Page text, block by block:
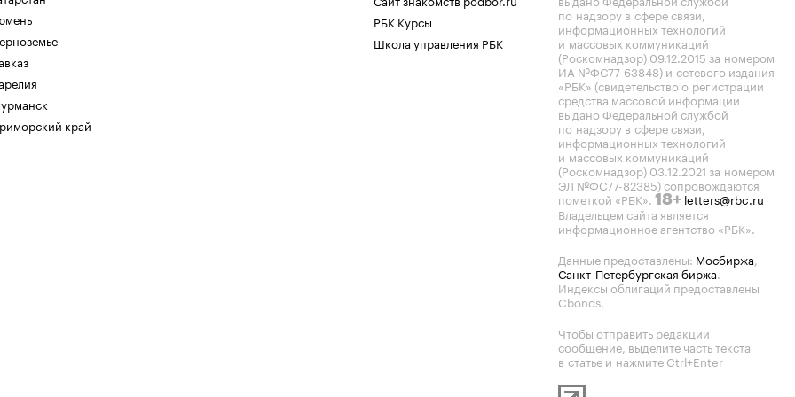
край
РБК Курсы
Школа управления РБК
по надзору в сфере связи,
информационных технологий
и массовых коммуникаций
(Роскомнадзор) 09.12.2015 за номером
ИА №ФС77-63848) и сетевого издания
«РБК» (свидетельство о регистрации
средства массовой информации
выдано Федеральной службой
по надзору в сфере связи,
информационных технологий
и массовых коммуникаций
(Роскомнадзор) 03.12.2021 за номером
ЭЛ №ФС77-82385) сопровождаются
пометкой «РБК». 18+ letters@rbc.ru
Владельцем сайта является
информационное агентство «РБК».
Данные предоставлены: Мосбиржа,
Санкт-Петербургская биржа.
Индексы облигаций предоставлены
Cbonds.
Чтобы отправить редакции
сообщение, выделите часть текста
в статье и нажмите Ctrl+Enter